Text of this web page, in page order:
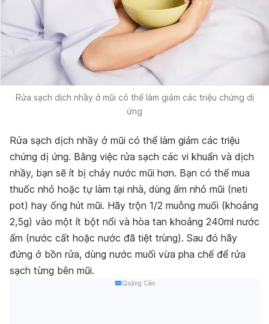
Rửa sạch dịch nhầy ở mũi có thể làm giảm các triệu chứng dị
ứng
Rửa sạch dịch nhầy ở mũi có thể làm giảm các triệu
chứng dị ứng. Bằng việc rửa sạch các vi khuẩn và dịch
nhầy, bạn sẽ ít bị chảy nước mũi hơn. Bạn có thể mua
thuốc nhỏ hoặc tự làm tại nhà, dùng ấm nhỏ mũi (neti
pot) hay ống hút mũi. Hãy trộn 1/2 muỗng muối (khoảng
2,5g) vào một ít bột nổi và hòa tan khoảng 240ml nước
ấm (nước cất hoặc nước đã tiệt trùng). Sau đó hãy
đứng ở bồn rửa, dùng nước muối vừa pha chế để rửa
sạch từng bên mũi.
Quảng Cáo